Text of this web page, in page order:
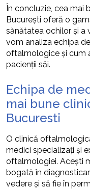
În concluzie, cea mai
București oferă o
sănătatea ochilor și a
vom analiza echipa
oftalmologice și cum
pacienții săi.
Echipa de
mai bune
Bucuresti
O clinică
medici specializați și
oftalmologiei. Acești
bogată în
vedere și să fie în